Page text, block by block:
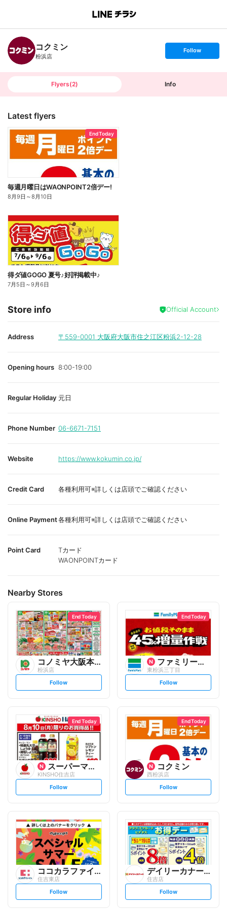
B
n
c
h
T
コクミン
粉浜店
s
t
o
Follow
Flyers(2) Info
Latest flyers
End Today
毎週月曜日はWAONPOINT2倍デー!
8月9日 ～8月10日
得ダ値GOGO 夏号♪好評掲載中♪
7月5日 ～9月6日
Store info Official Account
Address 〒559-0001 大阪府大阪市住之江区粉浜2-12-28
Opening hours 8:00-19:00
Regular Holiday 元日
Phone Number 06-6671-7151
Website https://www.kokumin.co.jp/
Credit Card 各種利用可※詳しくは店頭でご確認ください
Online Payment各種利用可※詳しくは店頭でご確認ください
Point Card
Tカード
WAONPOINTカード
Nearby Stores
End Today
コノミヤ大阪本部
粉浜店
s
t
l
o
w
Follow
End Today
ファミリーマート
東粉浜三丁目
s
t
l
o
w
Follow
End Today
スーパーマーケットKINSH...
KINSHO住吉店
s
t
l
o
w
Follow
End Today
コクミン
西粉浜店
s
t
o
w
Follow
ココカラファイン
住吉東店
s
t
Follow
デイリーカナート
住吉店
s
t
Follow